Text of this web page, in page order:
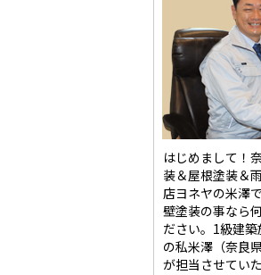
はじめまして！
装＆屋根塗装＆
店ヨネヤの米澤
壁塗装の事なら
ださい。1級建
の私米澤（奈良
が担当させてい